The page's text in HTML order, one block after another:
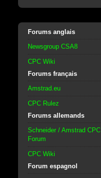
Forums anglais
Newsgroup CSA8
CPC Wiki
Forums français
Amstrad.eu
CPC Rulez
Forums allemands
Schneider / Amstrad CPC
Forum
CPC Wiki
Forum espagnol